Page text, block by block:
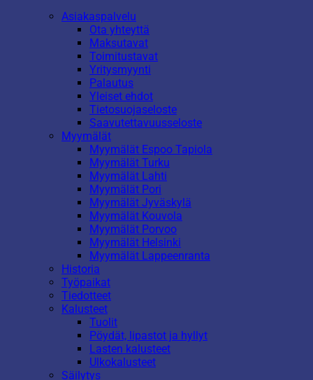
Asiakaspalvelu
Ota yhteyttä
Maksutavat
Toimitustavat
Yritysmyynti
Palautus
Yleiset ehdot
Tietosuojaseloste
Saavutettavuusseloste
Myymälät
Myymälät Espoo Tapiola
Myymälät Turku
Myymälät Lahti
Myymälät Pori
Myymälät Jyväskylä
Myymälät Kouvola
Myymälät Porvoo
Myymälät Helsinki
Myymälät Lappeenranta
Historia
Työpaikat
Tiedotteet
Kalusteet
Tuolit
Pöydät, lipastot ja hyllyt
Lasten kalusteet
Ulkokalusteet
Säilytys